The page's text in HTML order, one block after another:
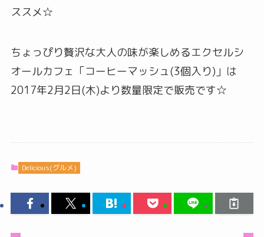
ススメ☆
ちょっぴり贅沢な大人の味が楽しめるエクセルシ
オールカフェ「コーヒーマッシュ(3個入り)」は
2017年2月2日(木)より数量限定で販売です☆
Delicious(グルメ)